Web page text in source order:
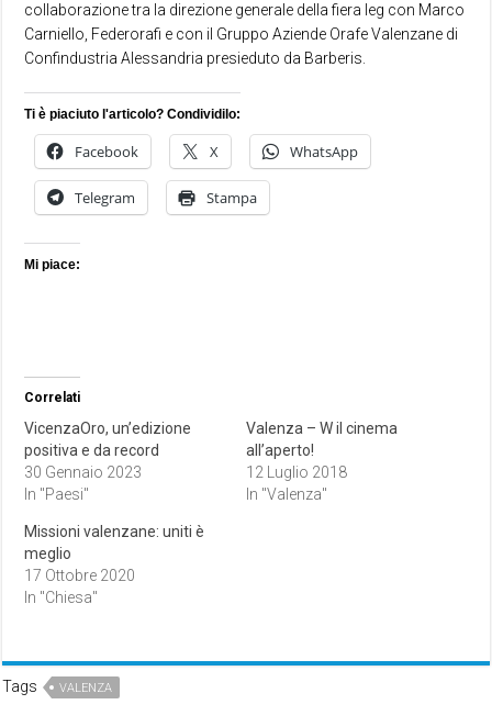
collaborazione tra la direzione generale della fiera Ieg con Marco
Carniello, Federorafi e con il Gruppo Aziende Orafe Valenzane di
Confindustria Alessandria presieduto da Barberis.
Ti è piaciuto l'articolo? Condividilo:
Facebook X WhatsApp
Telegram Stampa
Mi piace:
Correlati
VicenzaOro, un’edizione
positiva e da record
30 Gennaio 2023
In "Paesi"
Valenza – W il cinema
all’aperto!
12 Luglio 2018
In "Valenza"
Missioni valenzane: uniti è
meglio
17 Ottobre 2020
In "Chiesa"
Tags VALENZA